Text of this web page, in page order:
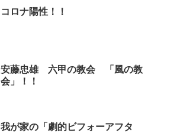
コロナ陽性！！
安藤忠雄 六甲の教会 「風の教
会」！！
我が家の「劇的ビフォーアフタ